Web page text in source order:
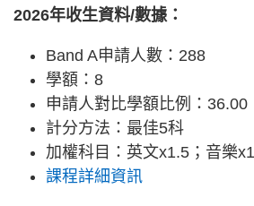
2026年收生資料/數據：
Band A申請人數：288
學額：8
申請人對比學額比例：36.00
計分方法：最佳5科
加權科目：英文x1.5；音樂
課程詳細資訊